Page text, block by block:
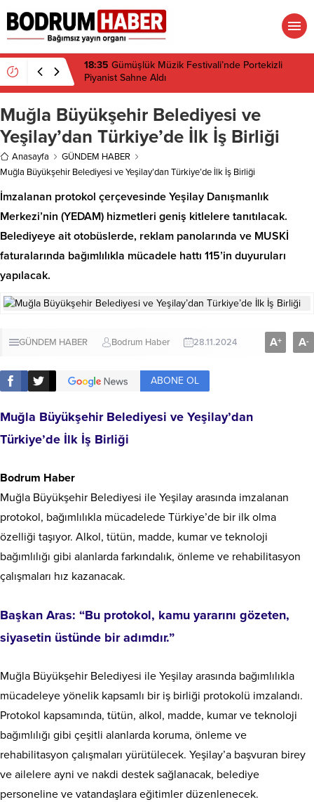
18:32 Muğla’da Temmuz Ayında Uyuşturucu
Operasyonu: 29 Tutuklama
Muğla Büyükşehir Belediyesi ve
Yeşilay’dan Türkiye’de İlk İş Birliği
Anasayfa
GÜNDEM HABER
Muğla Büyükşehir Belediyesi ve Yeşilay’dan Türkiye’de İlk İş Birliği
İmzalanan protokol çerçevesinde Yeşilay Danışmanlık
Merkezi’nin (YEDAM) hizmetleri geniş kitlelere tanıtılacak.
Belediyeye ait otobüslerde, reklam panolarında ve MUSKİ
faturalarında bağımlılıkla mücadele hattı 115’in duyuruları
yapılacak.
GÜNDEM HABER Bodrum Haber 28.11.2024 A+ A-
ABONE OL
Muğla Büyükşehir Belediyesi ve Yeşilay’dan
Türkiye’de İlk İş Birliği
Bodrum Haber
Muğla Büyükşehir Belediyesi ile Yeşilay arasında imzalanan
protokol, bağımlılıkla mücadelede Türkiye’de bir ilk olma
özelliği taşıyor. Alkol, tütün, madde, kumar ve teknoloji
bağımlılığı gibi alanlarda farkındalık, önleme ve rehabilitasyon
çalışmaları hız kazanacak.
Başkan Aras: “Bu protokol, kamu yararını gözeten,
siyasetin üstünde bir adımdır.”
Muğla Büyükşehir Belediyesi ile Yeşilay arasında bağımlılıkla
mücadeleye yönelik kapsamlı bir iş birliği protokolü imzalandı.
Protokol kapsamında, tütün, alkol, madde, kumar ve teknoloji
bağımlılığı gibi çeşitli alanlarda koruma, önleme ve
rehabilitasyon çalışmaları yürütülecek. Yeşilay’a başvuran birey
ve ailelere ayni ve nakdi destek sağlanacak, belediye
personeline ve vatandaşlara eğitimler düzenlenecek.